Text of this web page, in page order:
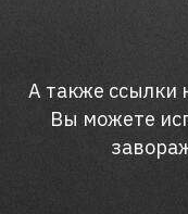
А также ссылки
Вы можете